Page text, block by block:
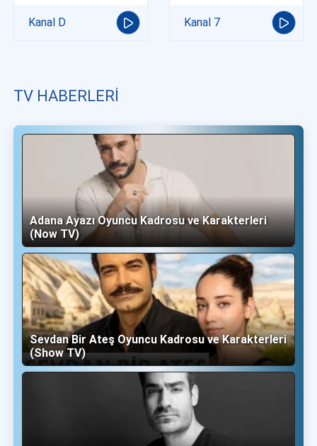
Kanal D Kanal 7
TV HABERLERI
Adana Ayazı Oyuncu Kadrosu ve Karakterleri
(Now TV)
Sevdan Bir Ateş Oyuncu Kadrosu ve Karakterleri
(Show TV)